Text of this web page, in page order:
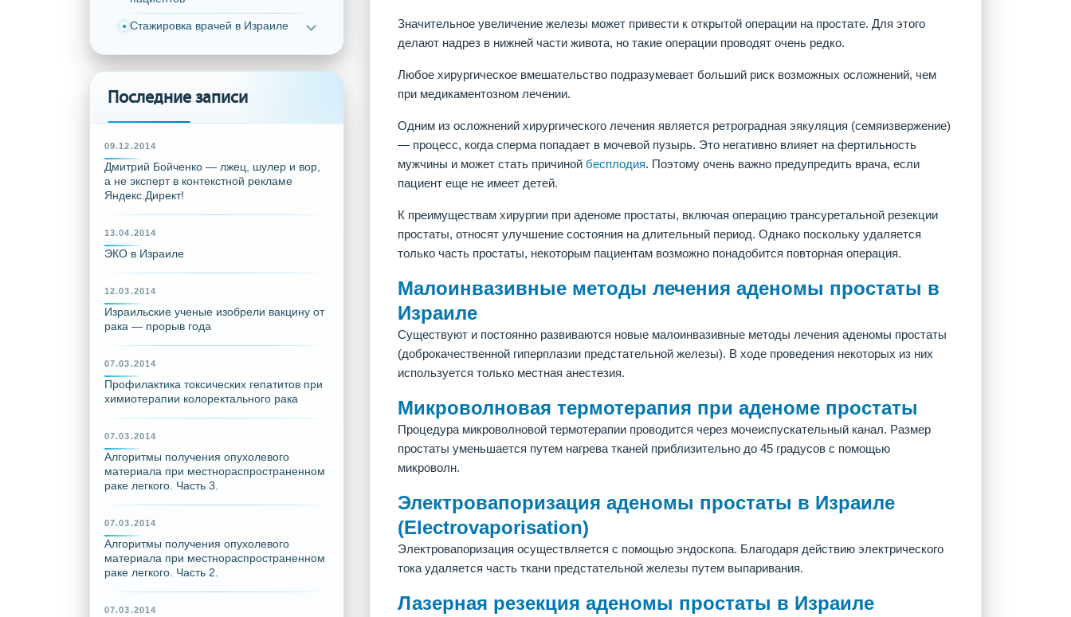
Стажировка врачей в Израиле
Последние записи
09.12.2014
Дмитрий Бойченко — лжец, шулер и вор,
а не эксперт в контекстной рекламе
Яндекс.Директ!
13.04.2014
ЭКО в Израиле
12.03.2014
Израильские ученые изобрели вакцину от
рака — прорыв года
07.03.2014
Профилактика токсических гепатитов при
химиотерапии колоректального рака
07.03.2014
Алгоритмы получения опухолевого
материала при местнораспространенном
раке легкого. Часть 3.
07.03.2014
Алгоритмы получения опухолевого
материала при местнораспространенном
раке легкого. Часть 2.
07.03.2014
Значительное увеличение железы может привести к открытой операции на простате. Для этого
делают надрез в нижней части живота, но такие операции проводят очень редко.
Любое хирургическое вмешательство подразумевает больший риск возможных осложнений, чем
при медикаментозном лечении.
Одним из осложнений хирургического лечения является ретроградная эякуляция (семяизвержение)
— процесс, когда сперма попадает в мочевой пузырь. Это негативно влияет на фертильность
мужчины и может стать причиной бесплодия. Поэтому очень важно предупредить врача, если
пациент еще не имеет детей.
К преимуществам хирургии при аденоме простаты, включая операцию трансуретальной резекции
простаты, относят улучшение состояния на длительный период. Однако поскольку удаляется
только часть простаты, некоторым пациентам возможно понадобится повторная операция.
Малоинвазивные методы лечения аденомы простаты в
Израиле
Существуют и постоянно развиваются новые малоинвазивные методы лечения аденомы простаты
(доброкачественной гиперплазии предстательной железы). В ходе проведения некоторых из них
используется только местная анестезия.
Микроволновая термотерапия при аденоме простаты
Процедура микроволновой термотерапии проводится через мочеиспускательный канал. Размер
простаты уменьшается путем нагрева тканей приблизительно до 45 градусов с помощью
микроволн.
Электровапоризация аденомы простаты в Израиле
(Electrovaporisation)
Электровапоризация осуществляется с помощью эндоскопа. Благодаря действию электрического
тока удаляется часть ткани предстательной железы путем выпаривания.
Лазерная резекция аденомы простаты в Израиле